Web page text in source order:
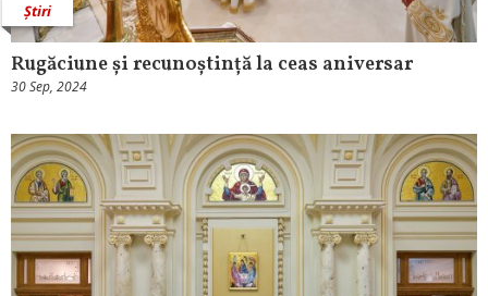
Știri
Rugăciune și recunoștință la ceas aniversar
30 Sep, 2024